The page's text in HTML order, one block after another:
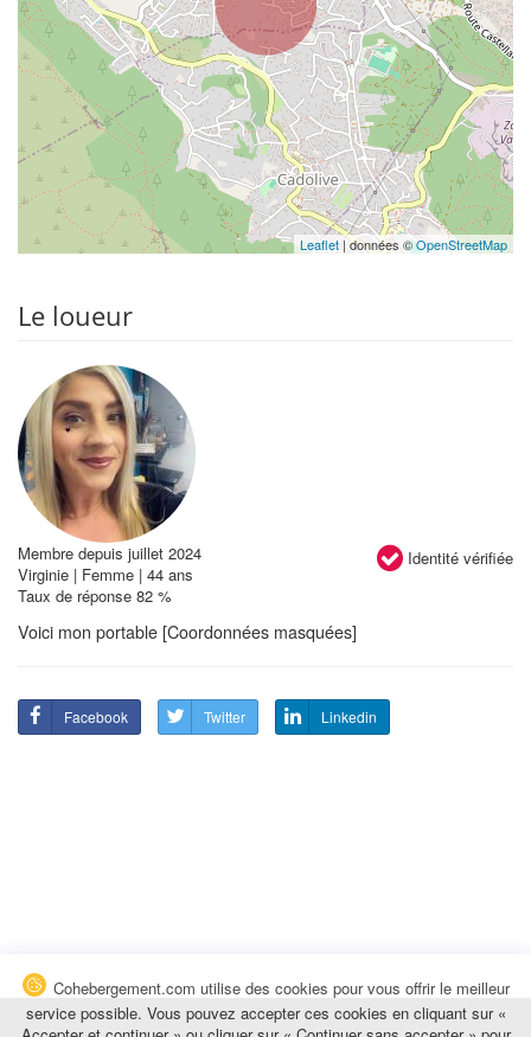
Leaflet| données ©OpenStreetMap
Le loueur
Identité vérifiée
Membre depuis juillet 2024
Virginie | Femme | 44 ans
Taux de réponse 82 %
Voici mon portable [Coordonnées masquées]
Facebook Twitter Linkedin
Cohebergement.com utilise des cookies pour vous offrir le meilleur
service possible. Vous pouvez accepter ces cookies en cliquant sur «